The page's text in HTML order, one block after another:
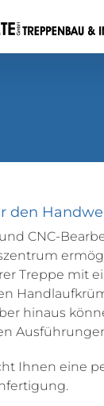
den
CNC-
Treppe mit
hinaus
Ihnen eine